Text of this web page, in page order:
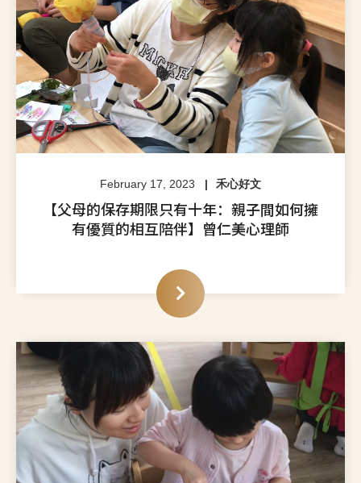
February 17, 2023 禾心好文
【父母的保存期限只有十年：親子間如何擁
有優質的相互陪伴】曾仁美心理師